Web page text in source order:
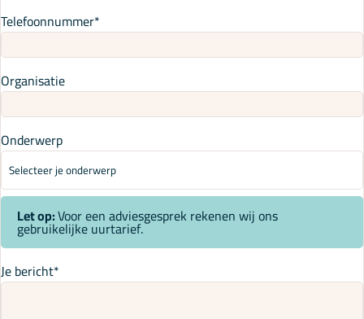
Telefoonnummer*
Organisatie
Onderwerp
Let op:Voor een adviesgesprek rekenen wij ons
gebruikelijke uurtarief.
Je bericht*